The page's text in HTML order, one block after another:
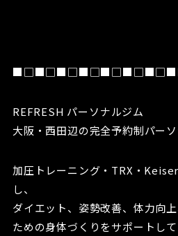
REFRESH パーソナルジム
大阪・西田辺の完全予約制パー
加圧トレーニング・TRX・
し、
ダイエット、姿勢改善、体力向
ための身体づくりをサポートして